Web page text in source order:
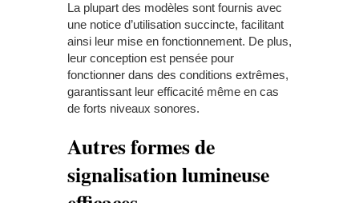
La plupart des modèles sont fournis avec
une notice d’utilisation succincte, facilitant
ainsi leur mise en fonctionnement. De plus,
leur conception est pensée pour
fonctionner dans des conditions extrêmes,
garantissant leur efficacité même en cas
de forts niveaux sonores.
Autres formes de
signalisation lumineuse